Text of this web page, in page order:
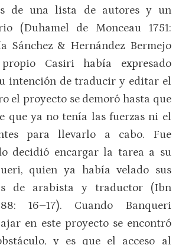
de una lista de autores y un
(Duhamel de Monceau 1751:
Sánchez & Hernández Bermejo
Casiri había expresado
intención de traducir y editar el
el proyecto se demoró hasta que
que ya no tenía las fuerzas ni el
para llevarlo a cabo. Fue
decidió encargar la tarea a su
quien ya había velado sus
de arabista y traductor (Ibn
16–17). Cuando Banqueri
en este proyecto se encontró
y es que el acceso al